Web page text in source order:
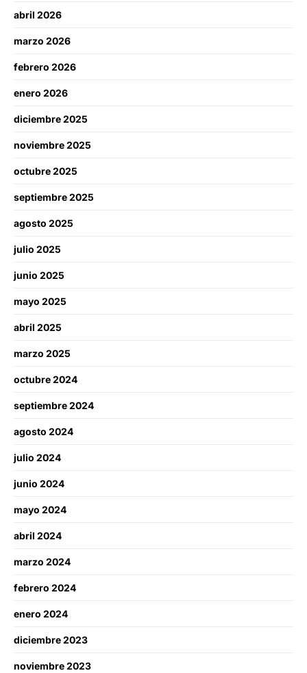
abril 2026
marzo 2026
febrero 2026
enero 2026
diciembre 2025
noviembre 2025
octubre 2025
septiembre 2025
agosto 2025
julio 2025
junio 2025
mayo 2025
abril 2025
marzo 2025
octubre 2024
septiembre 2024
agosto 2024
julio 2024
junio 2024
mayo 2024
abril 2024
marzo 2024
febrero 2024
enero 2024
diciembre 2023
noviembre 2023